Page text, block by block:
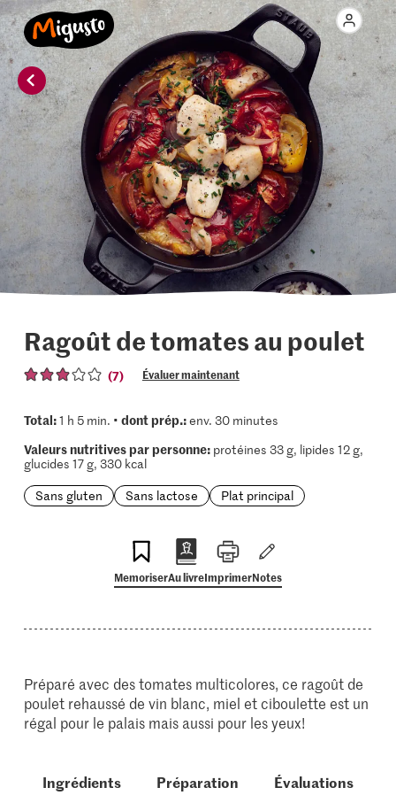
Ragoût de tomates au poulet
(7) Évaluer maintenant
Total:1 h 5 min. • dont prép.:env. 30 minutes
Valeurs nutritives par personne:protéines 33 g, lipides 12 g,
glucides 17 g, 330 kcal
Sans gluten
Sans lactose Plat principal
MemoriserAu livreImprimerNotes
Préparé avec des tomates multicolores, ce ragoût de
poulet rehaussé de vin blanc, miel et ciboulette est un
régal pour le palais mais aussi pour les yeux!
Ingrédients Préparation Évaluations